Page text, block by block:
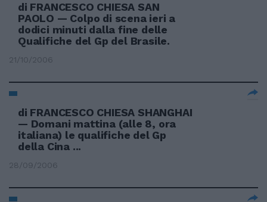
di FRANCESCO CHIESA SAN
PAOLO — Colpo di scena ieri a
dodici minuti dalla fine delle
Qualifiche del Gp del Brasile.
21/10/2006
di FRANCESCO CHIESA SHANGHAI
— Domani mattina (alle 8, ora
italiana) le qualifiche del Gp
della Cina ...
28/09/2006